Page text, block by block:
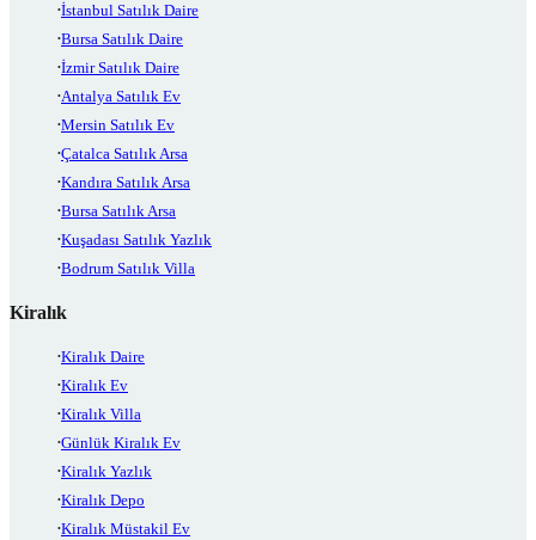
İstanbul Satılık Daire
Bursa Satılık Daire
İzmir Satılık Daire
Antalya Satılık Ev
Mersin Satılık Ev
Çatalca Satılık Arsa
Kandıra Satılık Arsa
Bursa Satılık Arsa
Kuşadası Satılık Yazlık
Bodrum Satılık Villa
Kiralık
Kiralık Daire
Kiralık Ev
Kiralık Villa
Günlük Kiralık Ev
Kiralık Yazlık
Kiralık Depo
Kiralık Müstakil Ev